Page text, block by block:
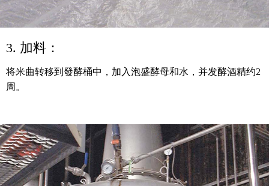
3. 加料：
将米曲转移到發酵桶中，加入泡盛酵母和水，并发酵酒精约2
周。